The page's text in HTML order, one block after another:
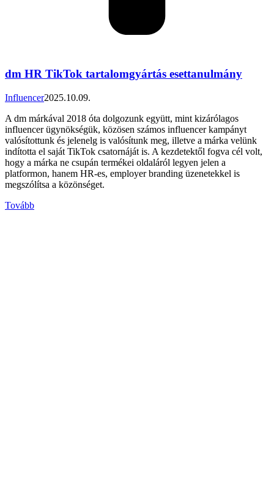
dm HR TikTok tartalomgyártás esettanulmány
Influencer2025.10.09.
A dm márkával 2018 óta dolgozunk együtt, mint kizárólagos
influencer ügynökségük, közösen számos influencer kampányt
valósítottunk és jelenelg is valósítunk meg, illetve a márka velünk
indította el saját TikTok csatornáját is. A kezdetektől fogva cél volt,
hogy a márka ne csupán termékei oldaláról legyen jelen a
platformon, hanem HR-es, employer branding üzenetekkel is
megszólítsa a közönséget.
Tovább